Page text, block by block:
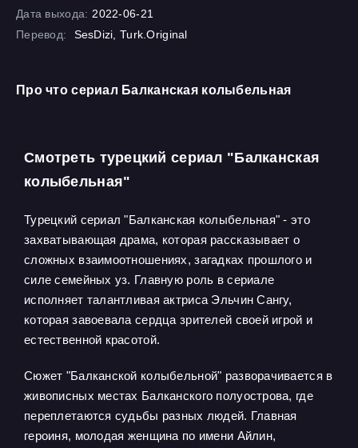
Дата выхода: 2022-06-21
Перевод:
SesDizi, Turk.Original
Про что сериал Балканская колыбельная
Смотреть турецкий сериал "Балканская
колыбельная"
Турецкий сериал "Балканская колыбельная" - это
захватывающая драма, которая рассказывает о
сложных взаимоотношениях, загадках прошлого и
силе семейных уз. Главную роль в сериале
исполняет талантливая актриса Эльчин Сангу,
которая завоевала сердца зрителей своей игрой и
естественной красотой.
Сюжет "Балканской колыбельной" разворачивается в
живописных местах Балканского полуострова, где
переплетаются судьбы разных людей. Главная
героиня, молодая женщина по имени Айлин,